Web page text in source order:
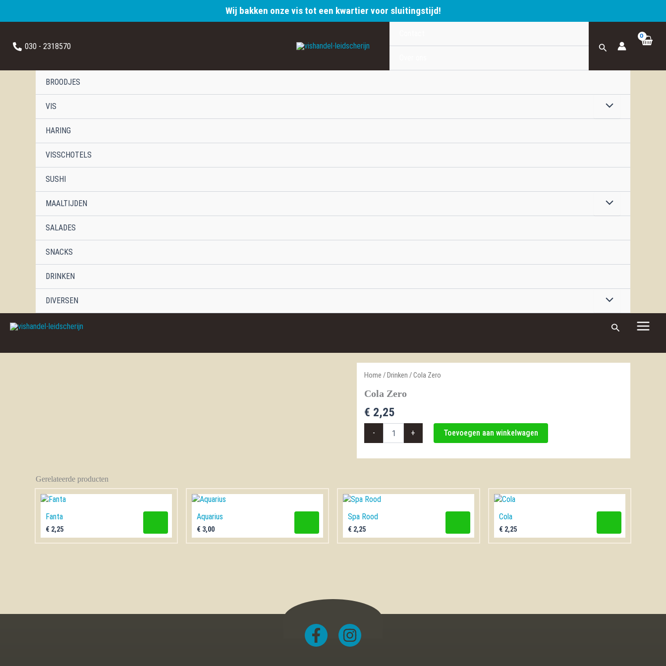
Wij bakken onze vis tot een kwartier voor sluitingstijd!
030 - 2318570 Zoeken
BROODJES
VIS
HARING
VISSCHOTELS
SUSHI
MAALTIJDEN
SALADES
SNACKS
DRINKEN
DIVERSEN
Zoeken
Home /Drinken / Cola Zero
Cola Zero
€ 2,25
- + Toevoegen aan winkelwagen
Gerelateerde producten
Fanta
€ 2,25
Aquarius
€ 3,00
Spa Rood
€ 2,25
Cola
€ 2,25